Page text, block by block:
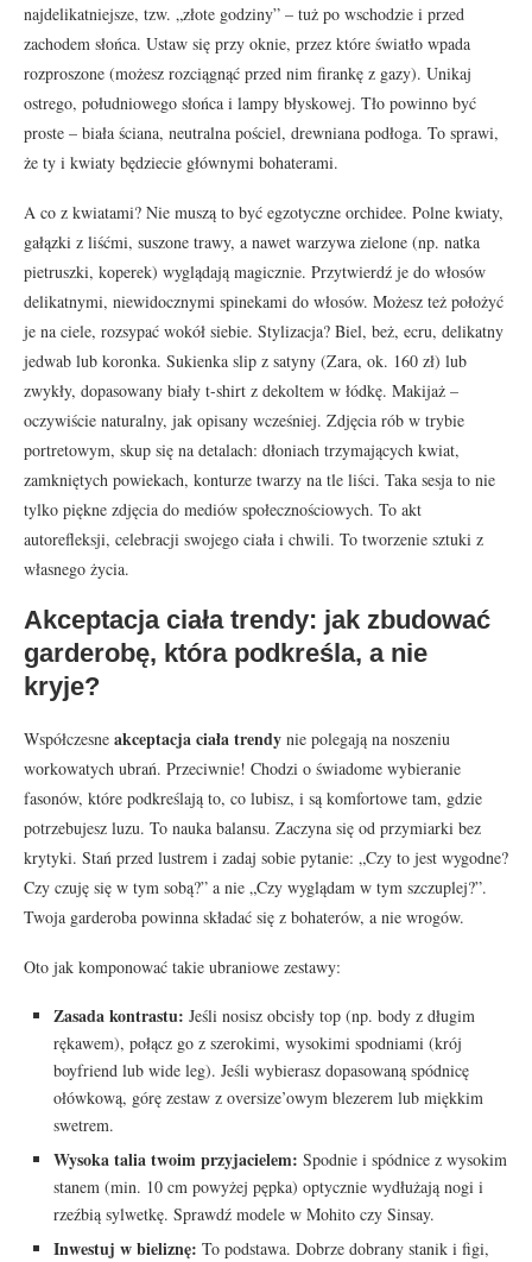
najdelikatniejsze, tzw. „złote godziny” – tuż po wschodzie i przed
zachodem słońca. Ustaw się przy oknie, przez które światło wpada
rozproszone (możesz rozciągnąć przed nim firankę z gazy). Unikaj
ostrego, południowego słońca i lampy błyskowej. Tło powinno być
proste – biała ściana, neutralna pościel, drewniana podłoga. To sprawi,
że ty i kwiaty będziecie głównymi bohaterami.
A co z kwiatami? Nie muszą to być egzotyczne orchidee. Polne kwiaty,
gałązki z liśćmi, suszone trawy, a nawet warzywa zielone (np. natka
pietruszki, koperek) wyglądają magicznie. Przytwierdź je do włosów
delikatnymi, niewidocznymi spinekami do włosów. Możesz też położyć
je na ciele, rozsypać wokół siebie. Stylizacja? Biel, beż, ecru, delikatny
jedwab lub koronka. Sukienka slip z satyny (Zara, ok. 160 zł) lub
zwykły, dopasowany biały t-shirt z dekoltem w łódkę. Makijaż –
oczywiście naturalny, jak opisany wcześniej. Zdjęcia rób w trybie
portretowym, skup się na detalach: dłoniach trzymających kwiat,
zamkniętych powiekach, konturze twarzy na tle liści. Taka sesja to nie
tylko piękne zdjęcia do mediów społecznościowych. To akt
autorefleksji, celebracji swojego ciała i chwili. To tworzenie sztuki z
własnego życia.
Akceptacja ciała trendy: jak zbudować
garderobę, która podkreśla, a nie
kryje?
Współczesne akceptacja ciała trendy nie polegają na noszeniu
workowatych ubrań. Przeciwnie! Chodzi o świadome wybieranie
fasonów, które podkreślają to, co lubisz, i są komfortowe tam, gdzie
potrzebujesz luzu. To nauka balansu. Zaczyna się od przymiarki bez
krytyki. Stań przed lustrem i zadaj sobie pytanie: „Czy to jest wygodne?
Czy czuję się w tym sobą?” a nie „Czy wyglądam w tym szczuplej?”.
Twoja garderoba powinna składać się z bohaterów, a nie wrogów.
Oto jak komponować takie ubraniowe zestawy:
Zasada kontrastu: Jeśli nosisz obcisły top (np. body z długim
rękawem), połącz go z szerokimi, wysokimi spodniami (krój
boyfriend lub wide leg). Jeśli wybierasz dopasowaną spódnicę
ołówkową, górę zestaw z oversize’owym blezerem lub miękkim
swetrem.
Wysoka talia twoim przyjacielem: Spodnie i spódnice z wysokim
stanem (min. 10 cm powyżej pępka) optycznie wydłużają nogi i
rzeźbią sylwetkę. Sprawdź modele w Mohito czy Sinsay.
Inwestuj w bieliznę: To podstawa. Dobrze dobrany stanik i figi,